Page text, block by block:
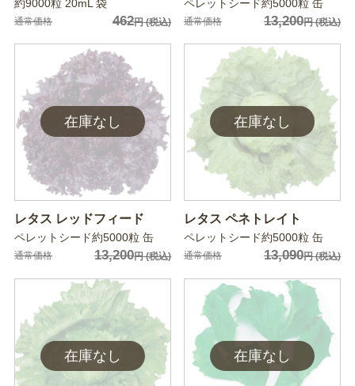
約9000粒 20mL 袋
通常価格 462円(税込)
ペレットシード約5000粒 缶
通常価格 13,200円(税込)
レタス レッドフィード
ペレットシード約5000粒 缶
通常価格 13,200円(税込)
レタス ペネトレイト
ペレットシード約5000粒 缶
通常価格 13,090円(税込)